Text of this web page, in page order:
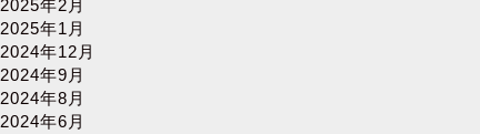
2025年2月
2025年1月
2024年12月
2024年9月
2024年8月
2024年6月